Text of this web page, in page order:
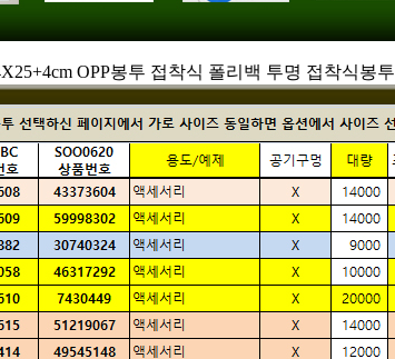
OPP봉투 접착식 폴리백 투명 접착식봉투